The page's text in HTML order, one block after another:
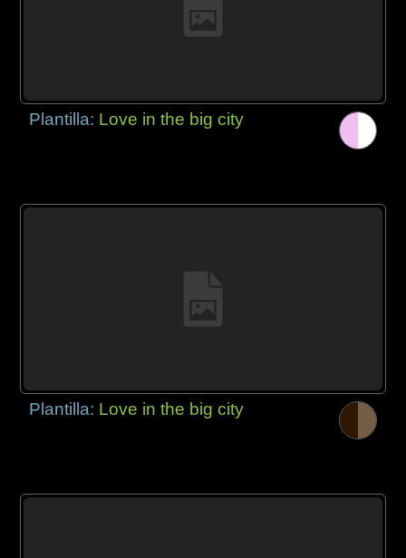
Plantilla: Love in the big city
Plantilla: Love in the big city